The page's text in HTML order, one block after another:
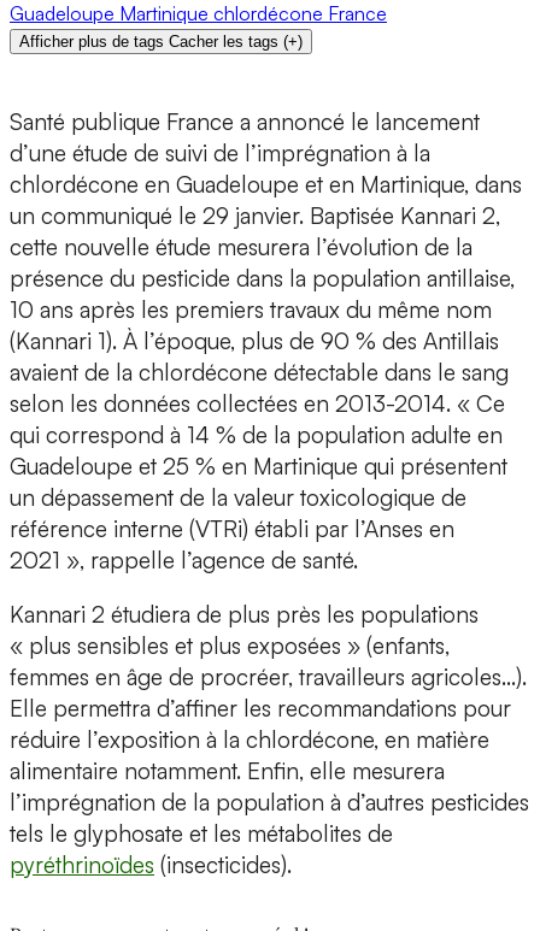
Guadeloupe Martinique chlordécone France
Afficher plus de tags Cacher les tags (+)
Santé publique France a annoncé le lancement
d’une étude de suivi de l’imprégnation à la
chlordécone en Guadeloupe et en Martinique, dans
un communiqué le 29 janvier. Baptisée Kannari 2,
cette nouvelle étude mesurera l’évolution de la
présence du pesticide dans la population antillaise,
10 ans après les premiers travaux du même nom
(Kannari 1). À l’époque, plus de 90 % des Antillais
avaient de la chlordécone détectable dans le sang
selon les données collectées en 2013-2014. « Ce
qui correspond à 14 % de la population adulte en
Guadeloupe et 25 % en Martinique qui présentent
un dépassement de la valeur toxicologique de
référence interne (VTRi) établi par l’Anses en
2021 », rappelle l’agence de santé.
Kannari 2 étudiera de plus près les populations
« plus sensibles et plus exposées » (enfants,
femmes en âge de procréer, travailleurs agricoles…).
Elle permettra d’affiner les recommandations pour
réduire l’exposition à la chlordécone, en matière
alimentaire notamment. Enfin, elle mesurera
l’imprégnation de la population à d’autres pesticides
tels le glyphosate et les métabolites de
pyréthrinoïdes (insecticides).